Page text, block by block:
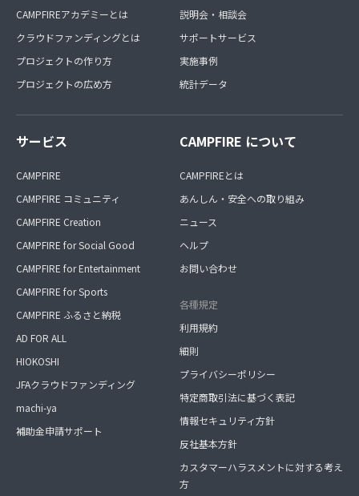
CAMPFIREアカデミーとは
クラウドファンディングとは
プロジェクトの作り方
プロジェクトの広め方
説明会・相談会
サポートサービス
実施事例
統計データ
サービス
CAMPFIRE
CAMPFIRE コミュニティ
CAMPFIRE Creation
CAMPFIRE for Social Good
CAMPFIRE for Entertainment
CAMPFIRE for Sports
CAMPFIRE ふるさと納税
AD FOR ALL
HIOKOSHI
JFAクラウドファンディング
machi-ya
補助金申請サポート
CAMPFIRE について
CAMPFIREとは
あんしん・安全への取り組み
ニュース
ヘルプ
お問い合わせ
各種規定
利用規約
細則
プライバシーポリシー
特定商取引法に基づく表記
情報セキュリティ方針
反社基本方針
カスタマーハラスメントに対する考え
方